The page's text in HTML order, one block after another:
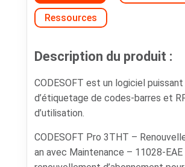
Ressources
Description du produit :
CODESOFT est un logiciel puissant
d’étiquetage de codes-barres et
d’utilisation.
CODESOFT Pro 3THT –
an avec Maintenance – 11028-